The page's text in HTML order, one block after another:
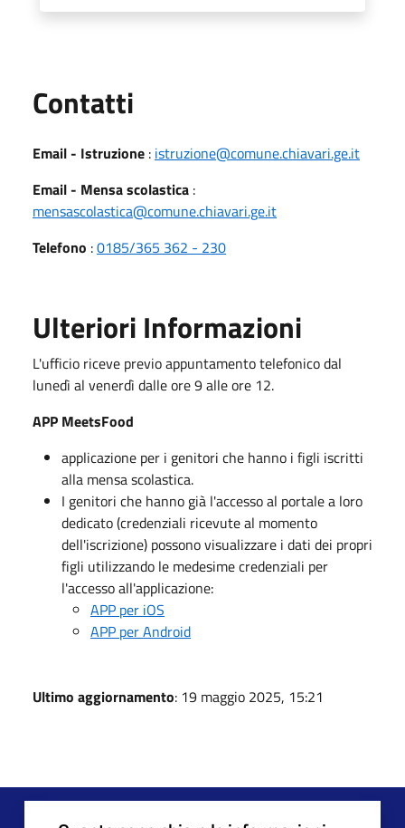
Contatti
Email - Istruzione : istruzione@comune.chiavari.ge.it
Email - Mensa scolastica :
mensascolastica@comune.chiavari.ge.it
Telefono :0185/365 362 - 230
Ulteriori Informazioni
L'ufficio riceve previo appuntamento telefonico dal
lunedì al venerdì dalle ore 9 alle ore 12.
APP MeetsFood
applicazione per i genitori che hanno i figli iscritti
alla mensa scolastica.
I genitori che hanno già l'accesso al portale a loro
dedicato (credenziali ricevute al momento
dell'iscrizione) possono visualizzare i dati dei propri
figli utilizzando le medesime credenziali per
l'accesso all'applicazione:
APP per iOS
APP per Android
Ultimo aggiornamento: 19 maggio 2025, 15:21